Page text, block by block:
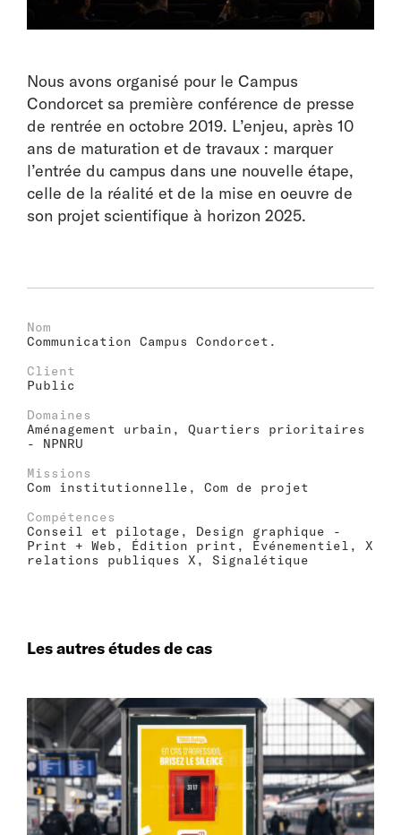
Nous avons organisé pour le Campus
Condorcet sa première conférence de presse
de rentrée en octobre 2019. L’enjeu, après 10
ans de maturation et de travaux : marquer
l’entrée du campus dans une nouvelle étape,
celle de la réalité et de la mise en oeuvre de
son projet scientifique à horizon 2025.
Nom
Communication Campus Condorcet.
Client
Public
Domaines
Aménagement urbain, Quartiers prioritaires
- NPNRU
Missions
Com institutionnelle, Com de projet
Compétences
Conseil et pilotage, Design graphique -
Print + Web, Édition print, Événementiel, X
relations publiques X, Signalétique
Les autres études de cas